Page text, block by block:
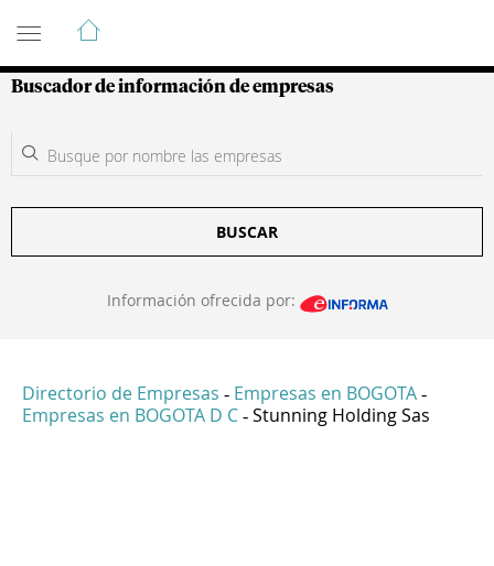
Guía de Empresas Colombianas
Buscador de información de empresas
BUSCAR
Información ofrecida por:
Directorio de Empresas - Empresas en BOGOTA -
Empresas en BOGOTA D C - Stunning Holding Sas